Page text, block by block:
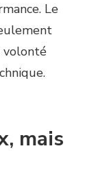
Le
volonté
mais